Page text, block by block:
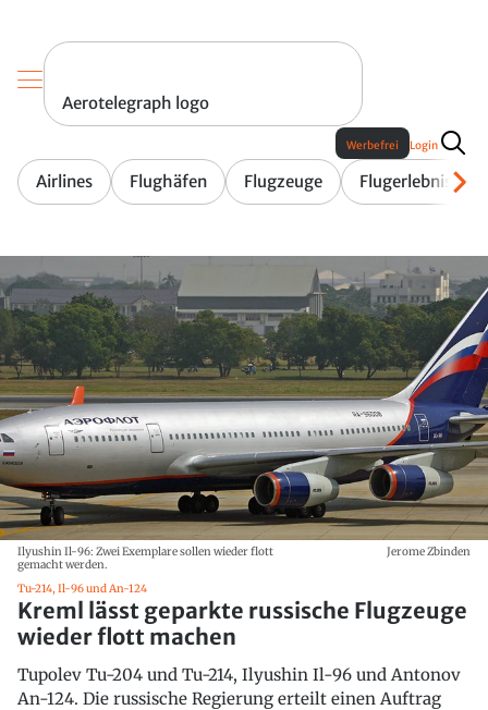
Aerotelegraph logo
Airlines Flughäfen Flugzeuge Flugerlebnis
Werbefrei Login
Ilyushin Il-96: Zwei Exemplare sollen wieder flott
gemacht werden.
Jerome Zbinden
Tu-214, Il-96 und An-124
Kreml lässt geparkte russische Flugzeuge
wieder flott machen
Tupolev Tu-204 und Tu-214, Ilyushin Il-96 und Antonov
An-124. Die russische Regierung erteilt einen Auftrag